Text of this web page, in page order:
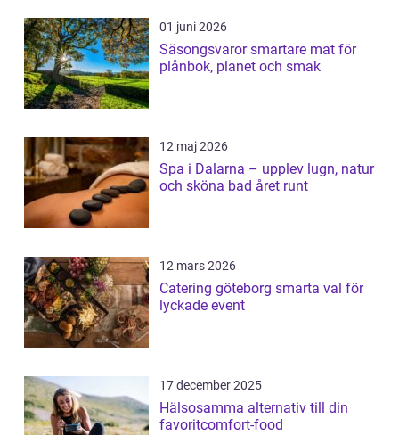
01 juni 2026
Säsongsvaror smartare mat för
plånbok, planet och smak
12 maj 2026
Spa i Dalarna – upplev lugn, natur
och sköna bad året runt
12 mars 2026
Catering göteborg smarta val för
lyckade event
17 december 2025
Hälsosamma alternativ till din
favoritcomfort-food